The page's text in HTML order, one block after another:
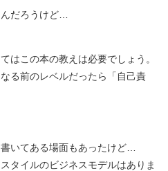
だろうけど…
はこの本の教えは必要でしょう。
る前のレベルだったら「自己責
いてある場面もあったけど…
タイルのビジネスモデルはありま